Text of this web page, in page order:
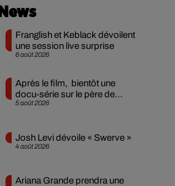
6 août 2026
Franglish et Keblack dévoilent
une session live surprise
5 août 2026
Après le film, bientôt une
docu-série sur le père de
Michael Jackson
4 août 2026
Josh Levi dévoile « Swerve »
Ariana Grande prendra une